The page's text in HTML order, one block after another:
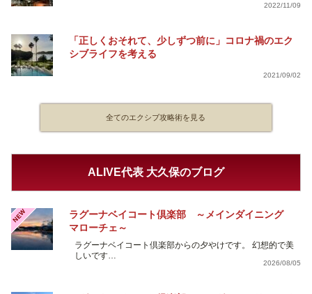
2022/11/09
「正しくおそれて、少しずつ前に」コロナ禍のエク
シブライフを考える
2021/09/02
全てのエクシブ攻略術を見る
ALIVE代表 大久保のブログ
NEW
ラグーナベイコート倶楽部 ～メインダイニング
マローチェ～
ラグーナベイコート倶楽部からの夕やけです。 幻想的で美
しいです…
2026/08/05